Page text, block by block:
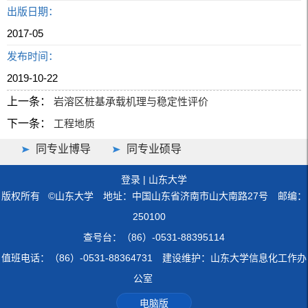
出版日期：
2017-05
发布时间：
2019-10-22
上一条：
岩溶区桩基承载机理与稳定性评价
下一条：
工程地质
同专业博导 同专业硕导
登录 | 山东大学
版权所有 ©山东大学 地址：中国山东省济南市山大南路27号 邮编：
250100
查号台：（86）-0531-88395114
值班电话：（86）-0531-88364731 建设维护：山东大学信息化工作办
公室
电脑版